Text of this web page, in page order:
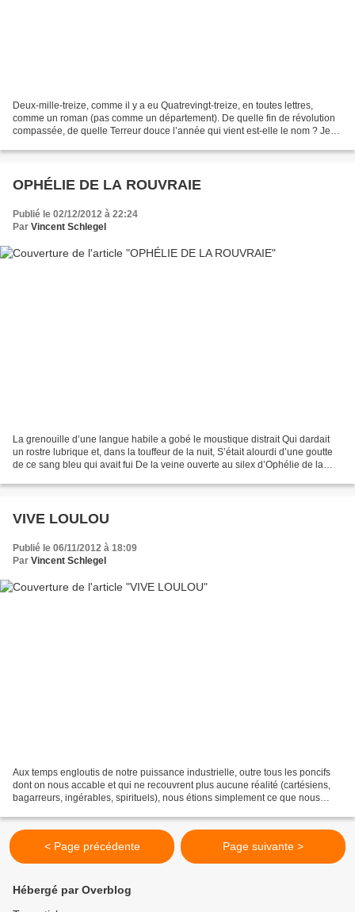
Deux-mille-treize, comme il y a eu Quatrevingt-treize, en toutes lettres,
comme un roman (pas comme un département). De quelle fin de révolution
compassée, de quelle Terreur douce l’année qui vient est-elle le nom ? Je
OPHÉLIE DE LA ROUVRAIE
Publié le 02/12/2012 à 22:24
Par Vincent Schlegel
La grenouille d’une langue habile a gobé le moustique distrait Qui dardait
un rostre lubrique et, dans la touffeur de la nuit, S’était alourdi d’une goutte
de ce sang bleu qui avait fui De la veine ouverte au silex d’Ophélie de la
VIVE LOULOU
Publié le 06/11/2012 à 18:09
Par Vincent Schlegel
Aux temps engloutis de notre puissance industrielle, outre tous les poncifs
dont on nous accable et qui ne recouvrent plus aucune réalité (cartésiens,
bagarreurs, ingérables, spirituels), nous étions simplement ce que nous
< Page précédente Page suivante >
Hébergé par Overblog